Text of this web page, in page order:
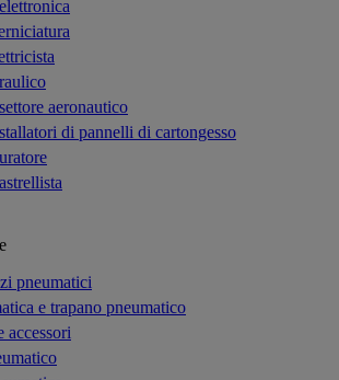
aeronautico
di pannelli di cartongesso
pneumatici
e trapano pneumatico
accessori